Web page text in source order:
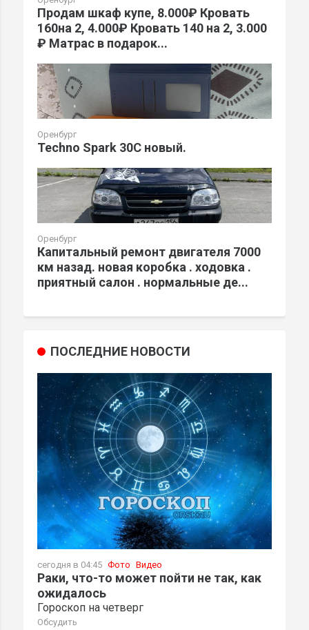
Продам шкаф купе, 8.000₽ Кровать
160на 2, 4.000₽ Кровать 140 на 2, 3.000
₽ Матрас в подарок...
Оренбург
Techno Spark 30C новый.
Оренбург
Капитальный ремонт двигателя 7000
км назад. новая коробка . ходовка .
приятный салон . нормальные де...
ПОСЛЕДНИЕ НОВОСТИ
сегодня в 04:45 Фото Видео
Раки, что-то может пойти не так, как
ожидалось
Гороскоп на четверг
Обсудить